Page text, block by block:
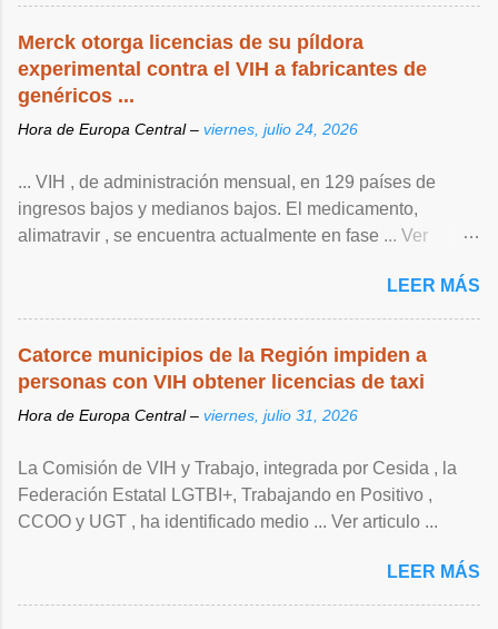
Merck otorga licencias de su píldora
experimental contra el VIH a fabricantes de
genéricos ...
Hora de Europa Central – viernes, julio 24, 2026
... VIH , de ‌administración mensual, en 129 países de
ingresos bajos y medianos bajos. El medicamento,
alimatravir , se encuentra actualmente en fase ... Ver
LEER MÁS
Catorce municipios de la Región impiden a
personas con VIH obtener licencias de taxi
Hora de Europa Central – viernes, julio 31, 2026
La Comisión de VIH y Trabajo, integrada por Cesida , la
Federación Estatal LGTBI+, Trabajando en Positivo ,
CCOO y UGT , ha identificado medio ... Ver articulo ...
LEER MÁS